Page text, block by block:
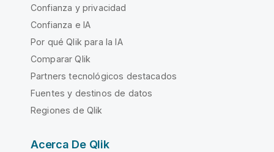
Confianza y privacidad
Confianza e IA
Por qué Qlik para la IA
Comparar Qlik
Partners tecnológicos destacados
Fuentes y destinos de datos
Regiones de Qlik
Acerca De Qlik